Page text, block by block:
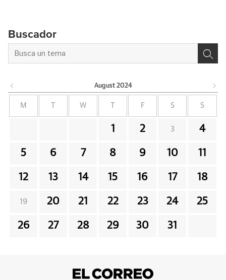
Buscador
August 2024
M W F S S
1 2 3 4
5 6 7 8 9 10 11
12 13 14 15 16 17 18
19 20 21 22 23 24 25
26 27 28 29 30 31